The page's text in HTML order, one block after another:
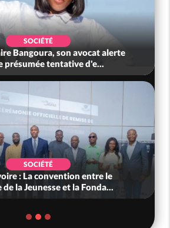
SOCIÉTÉ
Bangoura, son avocat alerte
présumée tentative d'e...
SOCIÉTÉ
: La convention entre le
la Jeunesse et la Fonda...